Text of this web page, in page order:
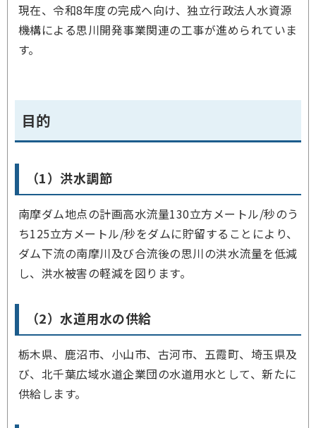
現在、令和8年度の完成へ向け、独立行政法人水資源
機構による思川開発事業関連の工事が進められていま
す。
目的
（1）洪水調節
南摩ダム地点の計画高水流量130立方メートル/秒のう
ち125立方メートル/秒をダムに貯留することにより、
ダム下流の南摩川及び合流後の思川の洪水流量を低減
し、洪水被害の軽減を図ります。
（2）水道用水の供給
栃木県、鹿沼市、小山市、古河市、五霞町、埼玉県及
び、北千葉広域水道企業団の水道用水として、新たに
供給します。